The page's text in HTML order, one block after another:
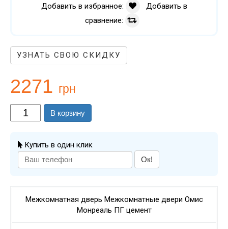
Добавить в избранное:
Добавить в
сравнение:
УЗНАТЬ СВОЮ СКИДКУ
2271 грн
В корзину
Купить в один клик
Ок!
Межкомнатная дверь Межкомнатные двери Омис
Монреаль ПГ цемент